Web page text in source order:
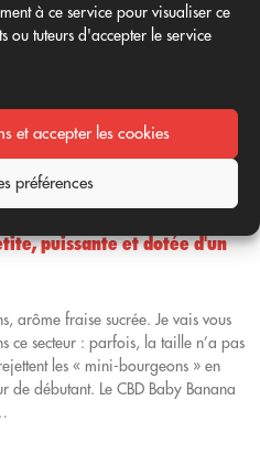
à ce service pour visualiser ce
ou tuteurs d'accepter le service
et accepter les cookies
préférences
puissante et dotée d'un
arôme fraise sucrée. Je vais vous
ce secteur : parfois, la taille n’a pas
les « mini-bourgeons » en
de débutant. Le CBD Baby Banana